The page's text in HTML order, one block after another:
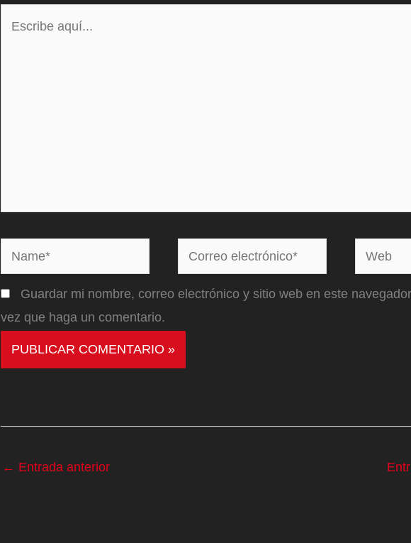
Name*
Correo
electrónico*
Web
Guardar mi nombre, correo electrónico y sitio web en este
vez que haga un comentario.
← Entrada anterior